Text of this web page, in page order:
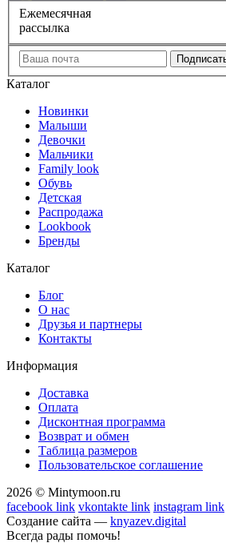
Ежемесячная
рассылка
Каталог
Новинки
Малыши
Девочки
Мальчики
Family look
Обувь
Детская
Распродажа
Lookbook
Бренды
Каталог
Блог
О нас
Друзья и партнеры
Контакты
Информация
Доставка
Оплата
Дисконтная программа
Возврат и обмен
Таблица размеров
Пользовательское соглашение
2026 © Mintymoon.ru
facebook link vkontakte link instagram link
Создание сайта — knyazev.digital
Всегда рады помочь!